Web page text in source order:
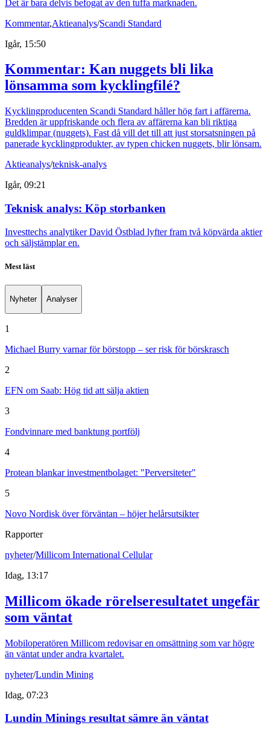
Det är bara delvis befogat av den tuffa marknaden.
Kommentar,Aktieanalys/Scandi Standard
Igår, 15:50
Kommentar: Kan nuggets bli lika
lönsamma som kycklingfilé?
Kycklingproducenten Scandi Standard håller hög fart i affärerna.
Bredden är uppfriskande och flera av affärerna kan bli riktiga
guldklimpar (nuggets). Fast då vill det till att just storsatsningen på
panerade kycklingprodukter, av typen chicken nuggets, blir lönsam.
Aktieanalys/teknisk-analys
Igår, 09:21
Teknisk analys: Köp storbanken
Investtechs analytiker David Östblad lyfter fram två köpvärda aktier
och säljstämplar en.
Mest läst
Nyheter Analyser
1
Michael Burry varnar för börstopp – ser risk för börskrasch
2
EFN om Saab: Hög tid att sälja aktien
3
Fondvinnare med banktung portfölj
4
Protean blankar investmentbolaget: "Perversiteter"
5
Novo Nordisk över förväntan – höjer helårsutsikter
Rapporter
nyheter/Millicom International Cellular
Idag, 13:17
Millicom ökade rörelseresultatet ungefär
som väntat
Mobiloperatören Millicom redovisar en omsättning som var högre
än väntat under andra kvartalet.
nyheter/Lundin Mining
Idag, 07:23
Lundin Minings resultat sämre än väntat